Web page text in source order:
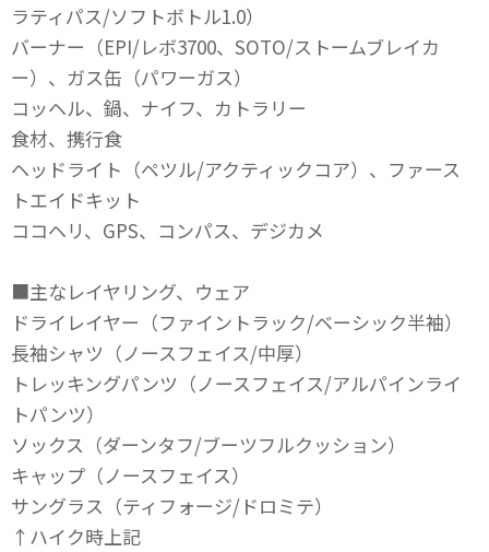
ラティパス/ソフトボトル1.0）
バーナー（EPI/レボ3700、SOTO/ストームブレイカ
ー）、ガス缶（パワーガス）
コッヘル、鍋、ナイフ、カトラリー
食材、携行食
ヘッドライト（ペツル/アクティックコア）、ファース
トエイドキット
ココヘリ、GPS、コンパス、デジカメ
■主なレイヤリング、ウェア
ドライレイヤー（ファイントラック/ベーシック半袖）
長袖シャツ（ノースフェイス/中厚）
トレッキングパンツ（ノースフェイス/アルパインライ
トパンツ）
ソックス（ダーンタフ/ブーツフルクッション）
キャップ（ノースフェイス）
サングラス（ティフォージ/ドロミテ）
↑ハイク時上記